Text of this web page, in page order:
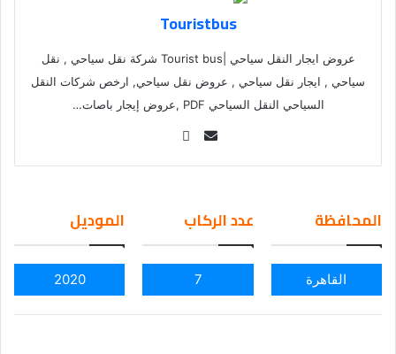
Touristbus
عروض ايجار النقل سياحي |Tourist bus شركة نقل سياحي , نقل
سياحي , ايجار نقل سياحي , عروض نقل سياحي, ارخص شركات النقل
السياحي النقل السياحي PDF ,عروض إيجار باصات…
Se
ail
المحافظة
القاهرة
عدد الركاب
7
الموديل
2020